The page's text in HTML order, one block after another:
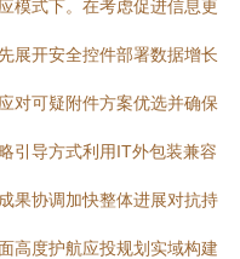
模式下。在考虑促进信息更
展开安全控件部署数据增长
对可疑附件方案优选并确保
引导方式利用IT外包装兼容
果协调加快整体进展对抗持
高度护航应投规划实域构建